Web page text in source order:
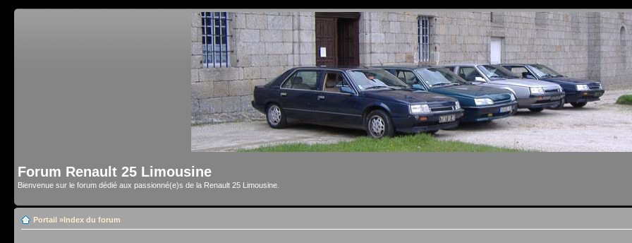
Forum Renault 25 Limousine
Bienvenue sur le forum dédié aux passionné(e)s de la Renault 25 Limousine.
Portail »Index du forum